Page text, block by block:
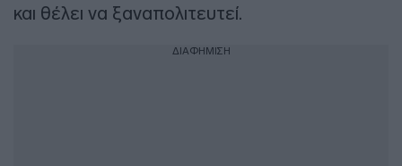
και θέλει να ξαναπολιτευτεί.
ΔΙΑΦΗΜΙΣΗ